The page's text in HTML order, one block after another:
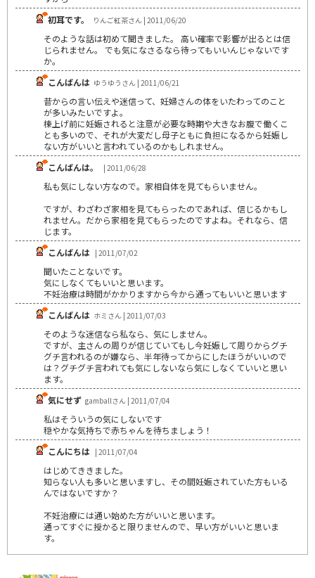
初耳です。
りんご紅茶さん | 2011/06/20
そのような話は初めて聞きました。 高い確率で影響が出るとは信
じられません。 でも気になさるなら待ってもいいんじゃないです
か。
こんばんは ゆうゆうさん | 2011/06/21
昔からの言い伝えや迷信って、妊婦さんの体をいたわってのこと
が多いみたいですよ。
棟上げ前に妊娠されると注意が必要な時期や大きなお腹で働くこ
とも多いので、それが大変だし母子ともに負担になるから妊娠し
ない方がいいと言われているのかもしれません。
こんばんは。
| 2011/06/28
私も気にしない方なので。家相自体を見てもらいません。
ですが、わざわざ家相を見てもらったのであれば、信じるかもし
れません。だから家相を見てもらったのですよね。それなら、信
じます。
こんばんは | 2011/07/02
聞いたことないです。
気にしなくてもいいと思います。
不妊治療は時間がかかりますから今から通ってもいいと思います
こんばんは ホミさん | 2011/07/03
そのような迷信なら私なら、気にしません。
ですが、主さんの周りが信じていてもし今妊娠して周りからグチ
グチ言われるのが嫌なら、半年待ってからにしたほうがいいので
は？グチグチ言われても気にしないなら気にしなくていいと思い
ます。
気にせず gamballさん | 2011/07/04
私はそういうの気にしないです
穏やかな気持ちで赤ちゃんを待ちましょう！
こんにちは | 2011/07/04
はじめてききました。
知らない人も多いと思いますし、その間妊娠されていた方もいる
んではないですか？
不妊治療には通い始めた方がいいと思います。
通ってすぐに授かると限りませんので、早い方がいいと思いま
す。